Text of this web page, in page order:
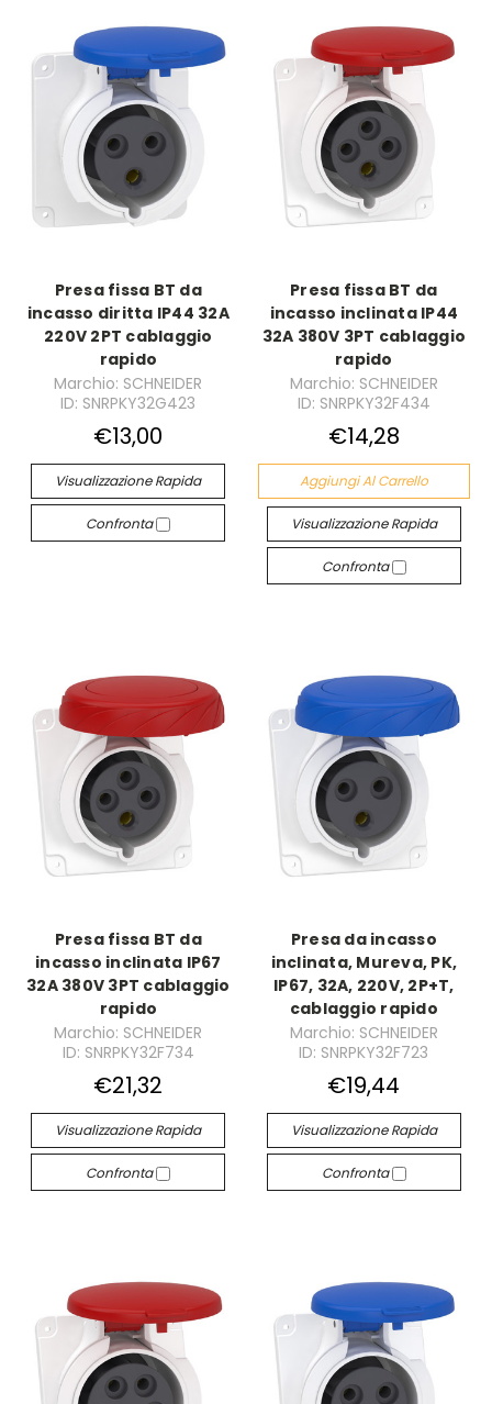
Presa fissa BT da
incasso diritta IP44 32A
220V 2PT cablaggio
rapido
Marchio: SCHNEIDER
ID: SNRPKY32G423
€13,00
Visualizzazione Rapida
Confronta
Presa fissa BT da
incasso inclinata IP44
32A 380V 3PT cablaggio
rapido
Marchio: SCHNEIDER
ID: SNRPKY32F434
€14,28
Aggiungi Al Carrello
Visualizzazione Rapida
Confronta
Presa fissa BT da
incasso inclinata IP67
32A 380V 3PT cablaggio
rapido
Marchio: SCHNEIDER
ID: SNRPKY32F734
€21,32
Visualizzazione Rapida
Confronta
Presa da incasso
inclinata, Mureva, PK,
IP67, 32A, 220V, 2P+T,
cablaggio rapido
Marchio: SCHNEIDER
ID: SNRPKY32F723
€19,44
Visualizzazione Rapida
Confronta